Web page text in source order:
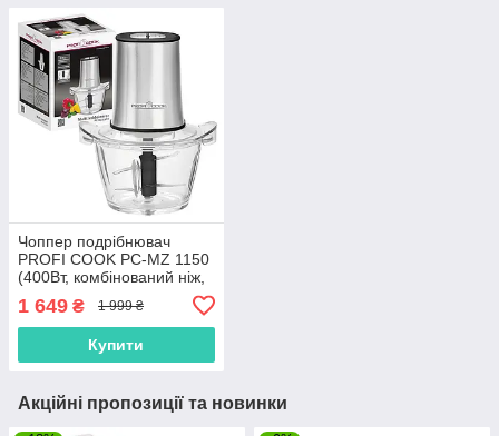
Чоппер подрібнювач
PROFI COOK PC-MZ 1150
(400Вт, комбінований ніж,
1 649 ₴ 1 999 ₴
Купити
Акційні пропозиції та новинки